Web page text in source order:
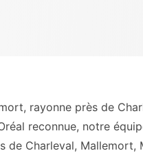
rayonne près de
reconnue, notre
de Charleval, Mallemort,